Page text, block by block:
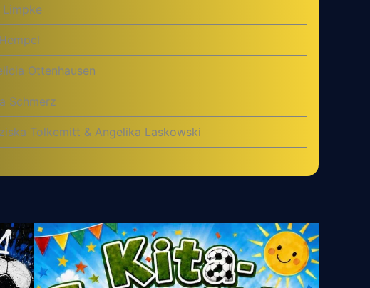
Ottenhausen
Schmerz
Tolkemitt & Angelika Laskowski